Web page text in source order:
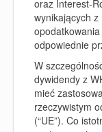
oraz Interest-
wynikających
odpowiednie
W
dywidendy z
mieć
rzeczywistym
(“UE”). Co